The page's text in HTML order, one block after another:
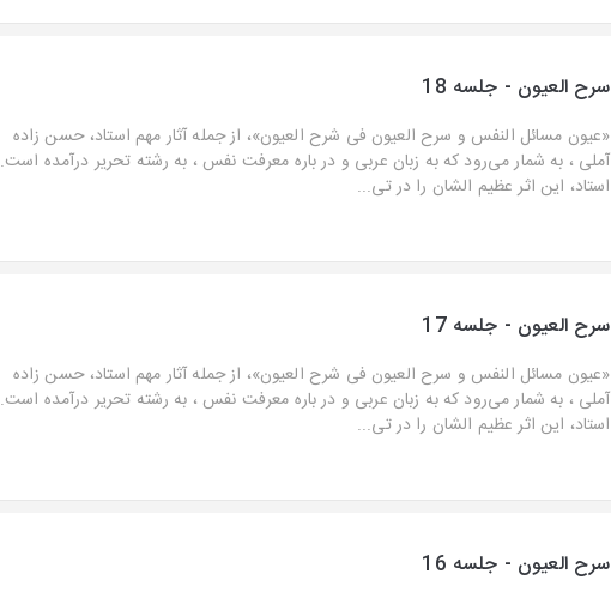
سرح العیون - جلسه 18
«عیون مسائل النفس و سرح العیون فی شرح العیون»، از جمله آثار مهم استاد، حسن زاده
آملی ، به شمار می‌رود که به زبان عربی و در باره معرفت نفس ، به رشته تحریر درآمده است.
استاد، این اثر عظیم الشان را در تی...
سرح العیون - جلسه 17
«عیون مسائل النفس و سرح العیون فی شرح العیون»، از جمله آثار مهم استاد، حسن زاده
آملی ، به شمار می‌رود که به زبان عربی و در باره معرفت نفس ، به رشته تحریر درآمده است.
استاد، این اثر عظیم الشان را در تی...
سرح العیون - جلسه 16